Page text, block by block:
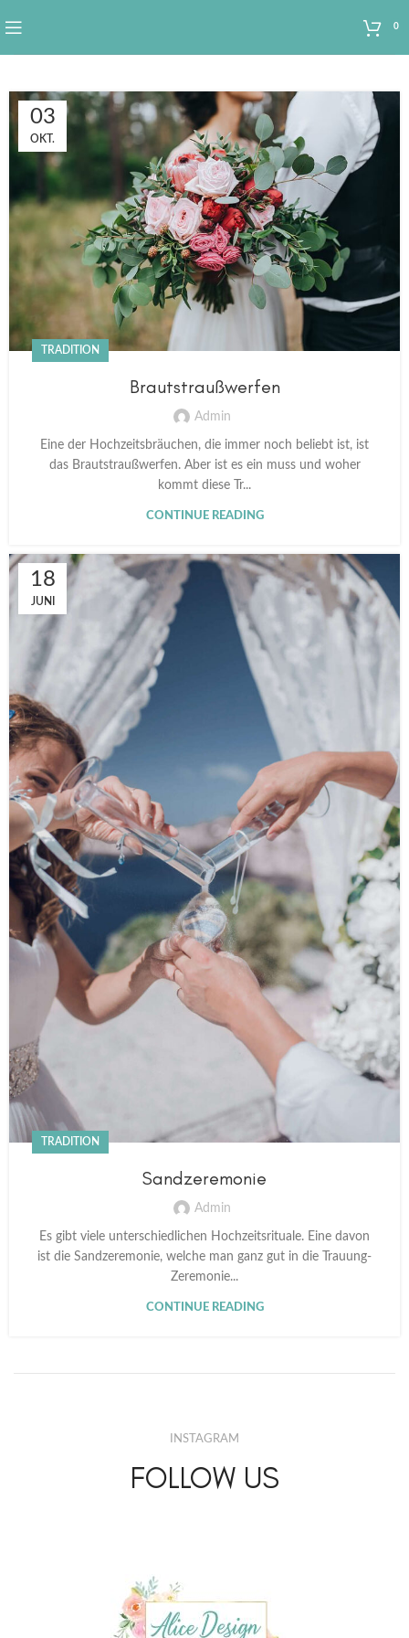
0
03
OKT.
TRADITION
Brautstraußwerfen
Admin
Eine der Hochzeitsbräuchen, die immer noch beliebt ist, ist
das Brautstraußwerfen. Aber ist es ein muss und woher
kommt diese Tr...
CONTINUE READING
18
JUNI
TRADITION
Sandzeremonie
Admin
Es gibt viele unterschiedlichen Hochzeitsrituale. Eine davon
ist die Sandzeremonie, welche man ganz gut in die Trauung-
Zeremonie...
CONTINUE READING
INSTAGRAM
FOLLOW US